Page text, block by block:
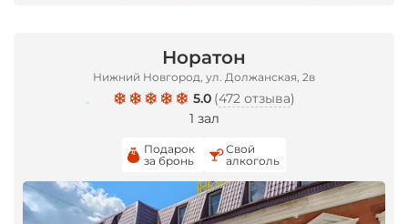
Норатон
Нижний Новгород, ул. Должанская, 2в
5.0 (472 отзыва)
1 зал
Подарок
за бронь
Свой
алкоголь